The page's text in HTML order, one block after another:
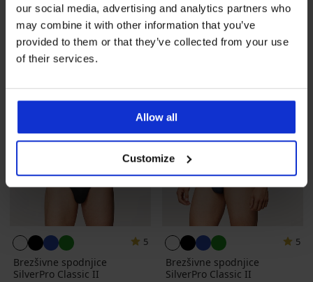
our social media, advertising and analytics partners who
may combine it with other information that you’ve
provided to them or that they’ve collected from your use
of their services.
Allow all
Customize
5
Brezšivne spodnjice
SilverPro Classic II
5
Brezšivne spodnjice
SilverPro Classic II